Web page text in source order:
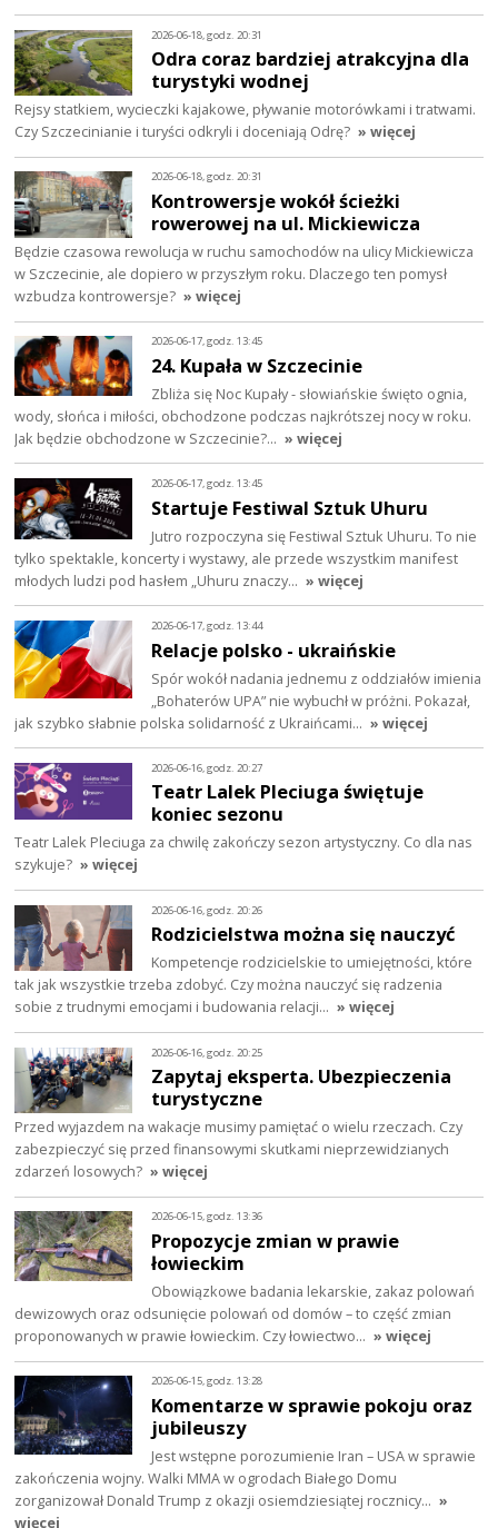
2026-06-18, godz. 20:31
Odra coraz bardziej atrakcyjna dla
turystyki wodnej
Rejsy statkiem, wycieczki kajakowe, pływanie motorówkami i tratwami.
Czy Szczecinianie i turyści odkryli i doceniają Odrę? » więcej
2026-06-18, godz. 20:31
Kontrowersje wokół ścieżki
rowerowej na ul. Mickiewicza
Będzie czasowa rewolucja w ruchu samochodów na ulicy Mickiewicza
w Szczecinie, ale dopiero w przyszłym roku. Dlaczego ten pomysł
wzbudza kontrowersje? » więcej
2026-06-17, godz. 13:45
24. Kupała w Szczecinie
Zbliża się Noc Kupały - słowiańskie święto ognia,
wody, słońca i miłości, obchodzone podczas najkrótszej nocy w roku.
Jak będzie obchodzone w Szczecinie?… » więcej
2026-06-17, godz. 13:45
Startuje Festiwal Sztuk Uhuru
Jutro rozpoczyna się Festiwal Sztuk Uhuru. To nie
tylko spektakle, koncerty i wystawy, ale przede wszystkim manifest
młodych ludzi pod hasłem „Uhuru znaczy… » więcej
2026-06-17, godz. 13:44
Relacje polsko - ukraińskie
Spór wokół nadania jednemu z oddziałów imienia
„Bohaterów UPA” nie wybuchł w próżni. Pokazał,
jak szybko słabnie polska solidarność z Ukraińcami… » więcej
2026-06-16, godz. 20:27
Teatr Lalek Pleciuga świętuje
koniec sezonu
Teatr Lalek Pleciuga za chwilę zakończy sezon artystyczny. Co dla nas
szykuje? » więcej
2026-06-16, godz. 20:26
Rodzicielstwa można się nauczyć
Kompetencje rodzicielskie to umiejętności, które
tak jak wszystkie trzeba zdobyć. Czy można nauczyć się radzenia
sobie z trudnymi emocjami i budowania relacji… » więcej
2026-06-16, godz. 20:25
Zapytaj eksperta. Ubezpieczenia
turystyczne
Przed wyjazdem na wakacje musimy pamiętać o wielu rzeczach. Czy
zabezpieczyć się przed finansowymi skutkami nieprzewidzianych
zdarzeń losowych? » więcej
2026-06-15, godz. 13:36
Propozycje zmian w prawie
łowieckim
Obowiązkowe badania lekarskie, zakaz polowań
dewizowych oraz odsunięcie polowań od domów – to część zmian
proponowanych w prawie łowieckim. Czy łowiectwo… » więcej
2026-06-15, godz. 13:28
Komentarze w sprawie pokoju oraz
jubileuszy
Jest wstępne porozumienie Iran – USA w sprawie
zakończenia wojny. Walki MMA w ogrodach Białego Domu
zorganizował Donald Trump z okazji osiemdziesiątej rocznicy… »
więcej